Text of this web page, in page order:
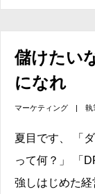
儲けたい
になれ
マーケティング | 執
夏目です、 「
って何？」 「
強しはじめた